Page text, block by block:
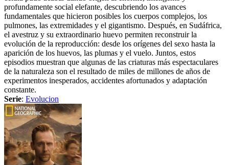
profundamente social elefante, descubriendo los avances
fundamentales que hicieron posibles los cuerpos complejos, los
pulmones, las extremidades y el gigantismo. Después, en Sudáfrica,
el avestruz y su extraordinario huevo permiten reconstruir la
evolución de la reproducción: desde los orígenes del sexo hasta la
aparición de los huevos, las plumas y el vuelo. Juntos, estos
episodios muestran que algunas de las criaturas más espectaculares
de la naturaleza son el resultado de miles de millones de años de
experimentos inesperados, accidentes afortunados y adaptación
constante.
Serie: Evolucion